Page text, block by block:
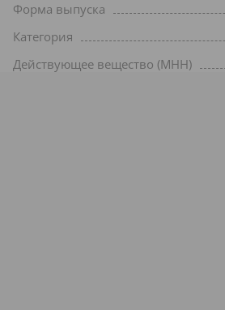
Форма выпуска
Категория
Действующее вещество (МНН)